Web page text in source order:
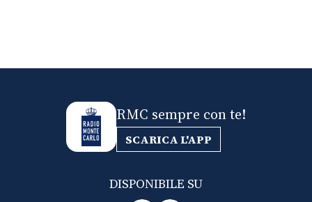
RMC sempre con te!
SCARICA L'APP
DISPONIBILE SU